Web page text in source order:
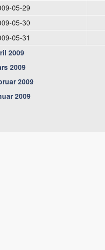
05-29
05-30
05-31
2009
2009
2009
2009